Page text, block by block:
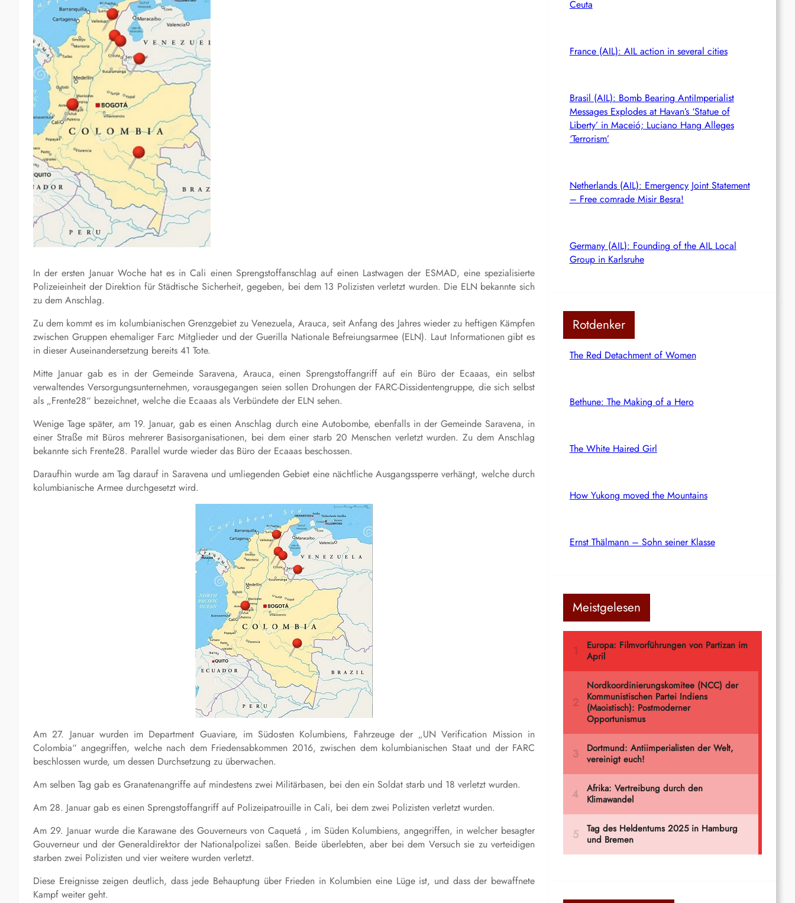
In der ersten Januar Woche hat es in Cali einen Sprengstoffanschlag auf einen Lastwagen der ESMAD, eine spezialisierte
Polizeieinheit der Direktion für Städtische Sicherheit, gegeben, bei dem 13 Polizisten verletzt wurden. Die ELN bekannte sich
zu dem Anschlag.
Zu dem kommt es im kolumbianischen Grenzgebiet zu Venezuela, Arauca, seit Anfang des Jahres wieder zu heftigen Kämpfen
zwischen Gruppen ehemaliger Farc Mitglieder und der Guerilla Nationale Befreiungsarmee (ELN). Laut Informationen gibt es
in dieser Auseinandersetzung bereits 41 Tote.
Mitte Januar gab es in der Gemeinde Saravena, Arauca, einen Sprengstoffangriff auf ein Büro der Ecaaas, ein selbst
verwaltendes Versorgungsunternehmen, vorausgegangen seien sollen Drohungen der FARC-Dissidentengruppe, die sich selbst
als „Frente28“ bezeichnet, welche die Ecaaas als Verbündete der ELN sehen.
Wenige Tage später, am 19. Januar, gab es einen Anschlag durch eine Autobombe, ebenfalls in der Gemeinde Saravena, in
einer Straße mit Büros mehrerer Basisorganisationen, bei dem einer starb 20 Menschen verletzt wurden. Zu dem Anschlag
bekannte sich Frente28. Parallel wurde wieder das Büro der Ecaaas beschossen.
Daraufhin wurde am Tag darauf in Saravena und umliegenden Gebiet eine nächtliche Ausgangssperre verhängt, welche durch
kolumbianische Armee durchgesetzt wird.
Am 27. Januar wurden im Department Guaviare, im Südosten Kolumbiens, Fahrzeuge der „UN Verification Mission in
Colombia“ angegriffen, welche nach dem Friedensabkommen 2016, zwischen dem kolumbianischen Staat und der FARC
beschlossen wurde, um dessen Durchsetzung zu überwachen.
Am selben Tag gab es Granatenangriffe auf mindestens zwei Militärbasen, bei den ein Soldat starb und 18 verletzt wurden.
Am 28. Januar gab es einen Sprengstoffangriff auf Polizeipatrouille in Cali, bei dem zwei Polizisten verletzt wurden.
Am 29. Januar wurde die Karawane des Gouverneurs von Caquetá , im Süden Kolumbiens, angegriffen, in welcher besagter
Gouverneur und der Generaldirektor der Nationalpolizei saßen. Beide überlebten, aber bei dem Versuch sie zu verteidigen
starben zwei Polizisten und vier weitere wurden verletzt.
Diese Ereignisse zeigen deutlich, dass jede Behauptung über Frieden in Kolumbien eine Lüge ist, und dass der bewaffnete
Kampf weiter geht.
Ceuta
France (AIL): AIL action in several cities
Brasil (AIL): Bomb Bearing AntiImperialist
Messages Explodes at Havan’s ‘Statue of
Liberty’ in Maceió; Luciano Hang Alleges
‘Terrorism’
Netherlands (AIL): Emergency Joint Statement
– Free comrade Misir Besra!
Germany (AIL): Founding of the AIL Local
Group in Karlsruhe
Rotdenker
The Red Detachment of Women
Bethune: The Making of a Hero
The White Haired Girl
How Yukong moved the Mountains
Ernst Thälmann – Sohn seiner Klasse
Meistgelesen